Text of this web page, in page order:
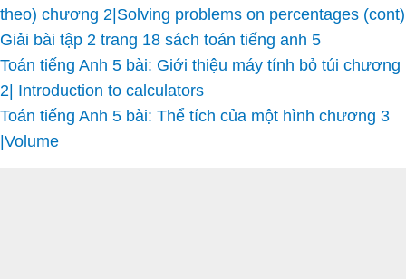
theo) chương 2|Solving problems on percentages (cont)
Giải bài tập 2 trang 18 sách toán tiếng anh 5
Toán tiếng Anh 5 bài: Giới thiệu máy tính bỏ túi chương
2| Introduction to calculators
Toán tiếng Anh 5 bài: Thể tích của một hình chương 3
|Volume